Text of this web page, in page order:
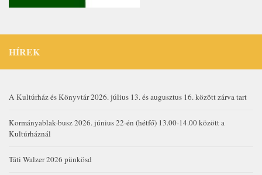
HÍREK
A Kultúrház és Könyvtár 2026. július 13. és augusztus 16. között zárva tart
Kormányablak-busz 2026. június 22-én (hétfő) 13.00-14.00 között a
Kultúrháznál
Táti Walzer 2026 pünkösd